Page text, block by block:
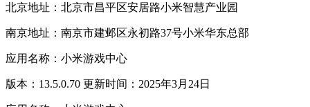
北京地址：北京市昌平区安居路小米智慧产业园
南京地址：南京市建邺区永初路37号小米华东总部
应用名称：小米游戏中心
版本：13.5.0.70 更新时间：2025年3月24日